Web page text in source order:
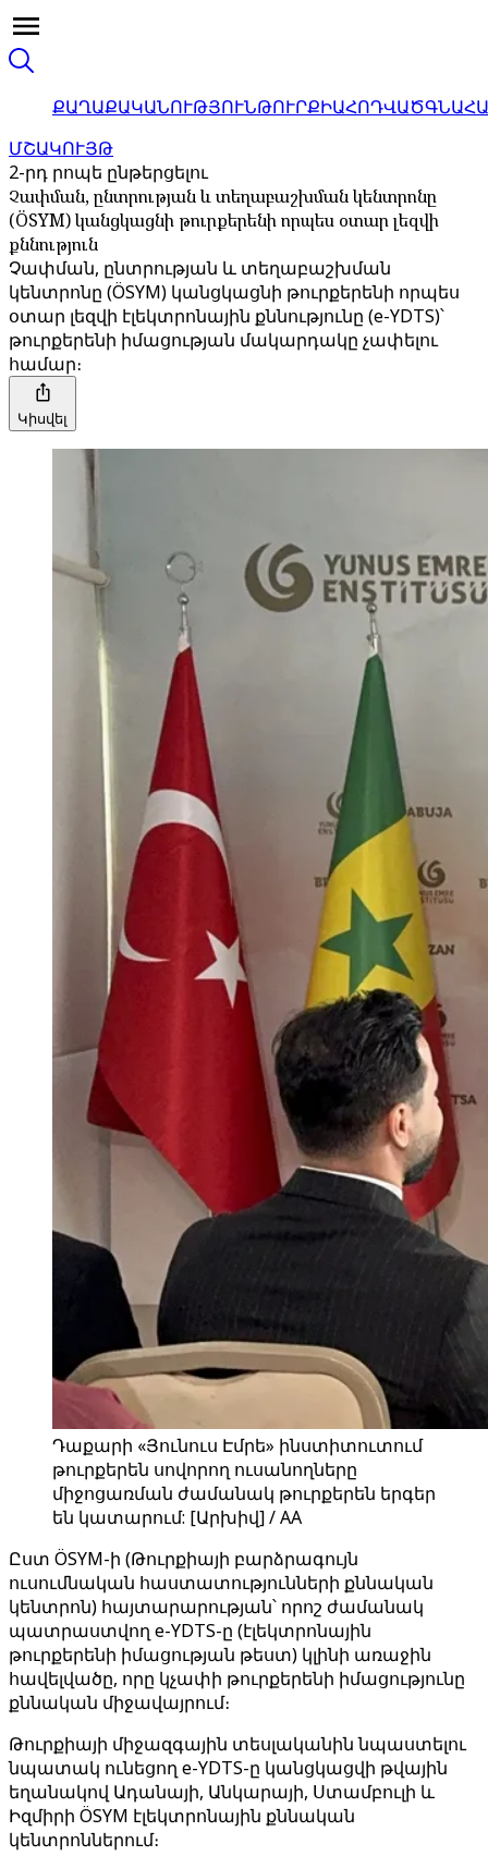
ՔԱՂԱՔԱԿԱՆՈՒԹՅՈՒՆԹՈՒՐՔԻԱՀՈԴՎԱԾ
ՄՇԱԿՈՒՅԹ
2-րդ րոպե ընթերցելու
Չափման, ընտրության և տեղաբաշխման կենտրոնը
(ÖSYM) կանցկացնի թուրքերենի որպես օտար լեզվի
քննություն
Չափման, ընտրության և տեղաբաշխման
կենտրոնը (ÖSYM) կանցկացնի թուրքերենի որպես
օտար լեզվի էլեկտրոնային քննությունը (e-YDTS)՝
թուրքերենի իմացության մակարդակը չափելու
համար։
Կիսվել
Դաքարի «Յունուս Էմրե» ինստիտուտում
թուրքերեն սովորող ուսանողները
միջոցառման ժամանակ թուրքերեն երգեր
են կատարում: [Արխիվ] / AA
Ըստ ÖSYM-ի (Թուրքիայի բարձրագույն
ուսումնական հաստատությունների քննական
կենտրոն) հայտարարության՝ որոշ ժամանակ
պատրաստվող e-YDTS-ը (էլեկտրոնային
թուրքերենի իմացության թեստ) կլինի առաջին
հավելվածը, որը կչափի թուրքերենի իմացությունը
քննական միջավայրում։
Թուրքիայի միջազգային տեսլականին նպաստելու
նպատակ ունեցող e-YDTS-ը կանցկացվի թվային
եղանակով Ադանայի, Անկարայի, Ստամբուլի և
Իզմիրի ÖSYM էլեկտրոնային քննական
կենտրոններում։